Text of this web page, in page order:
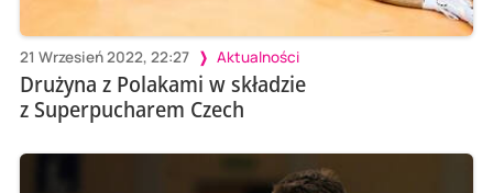
21 Wrzesień 2022, 22:27 Aktualności
Drużyna z Polakami w składzie
z Superpucharem Czech